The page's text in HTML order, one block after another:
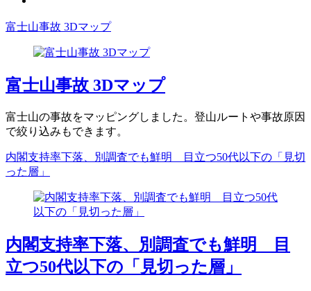
富士山事故 3Dマップ
富士山事故 3Dマップ
富士山の事故をマッピングしました。登山ルートや事故原因
で絞り込みもできます。
内閣支持率下落、別調査でも鮮明 目立つ50代以下の「見切
った層」
内閣支持率下落、別調査でも鮮明 目
立つ50代以下の「見切った層」